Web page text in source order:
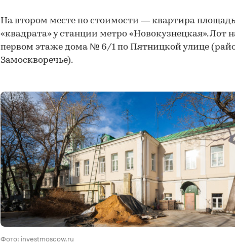
На втором месте по стоимости — квартира
«квадрата» у станции метро «Новокузнецкая». Лот
первом этаже дома № 6/1 по Пятницкой улице
Замоскворечье).
Фото: investmoscow.ru